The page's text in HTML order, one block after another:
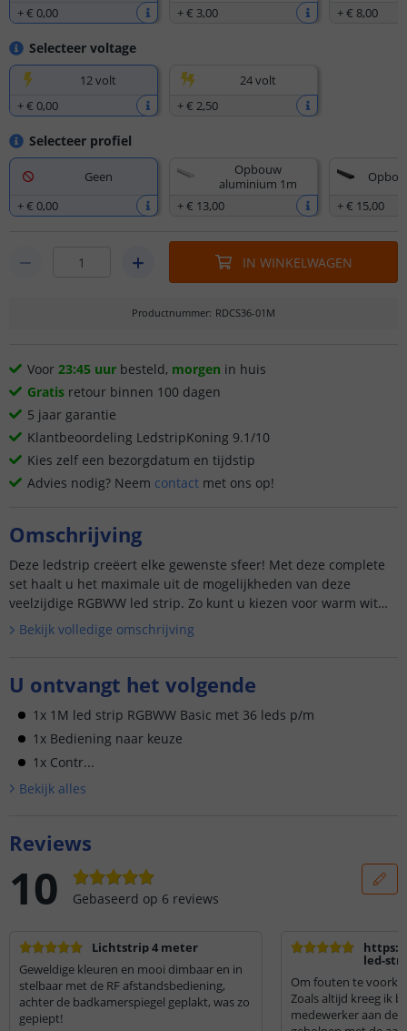
+€ 0,00
+€ 3,00
+€ 8,00
Selecteer voltage
12 volt
+€ 0,00
24 volt
+€ 2,50
Selecteer profiel
Geen
+€ 0,00
Opbouw
aluminium 1m
+€ 13,00
+€ 15,00
IN WINKELWAGEN
Productnummer: RDCS36-01M
Voor 23:45 uur besteld, morgen in huis
Gratis retour binnen 100 dagen
5 jaar garantie
Klantbeoordeling LedstripKoning 9.1/10
Kies zelf een bezorgdatum en tijdstip
Advies nodig? Neem contact met ons op!
Omschrijving
Deze ledstrip creëert elke gewenste sfeer! Met deze complete
set haalt u het maximale uit de mogelijkheden van deze
veelzijdige RGBWW led strip. Zo kunt u kiezen voor warm wit
lich...
Bekijk volledige omschrijving
U ontvangt het volgende
1x 1M led strip RGBWW Basic met 36 leds p/m
1x Bediening naar keuze
1x Contr...
Bekijk alles
Reviews
10 Gebaseerd op 6 reviews
Lichtstrip 4 meter
Geweldige kleuren en mooi dimbaar en in
stelbaar met de RF afstandsbediening,
achter de badkamerspiegel geplakt, was zo
gepiept!
led-
strip-
Om fouten te
Zoals altijd kreeg ik
medewerker aan de